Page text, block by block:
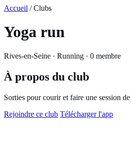
Accueil / Clubs
Yoga run
Rives-en-Seine · Running · 0 membre
À propos du club
Sorties pour courir et faire une session
Rejoindre ce club Télécharger l'app